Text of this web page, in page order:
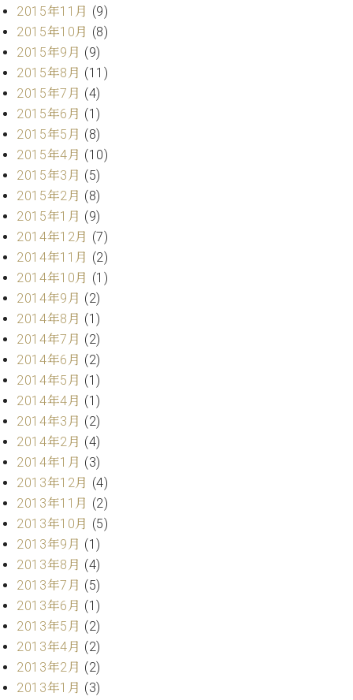
2015年11月 (9)
2015年10月 (8)
2015年9月 (9)
2015年8月 (11)
2015年7月 (4)
2015年6月 (1)
2015年5月 (8)
2015年4月 (10)
2015年3月 (5)
2015年2月 (8)
2015年1月 (9)
2014年12月 (7)
2014年11月 (2)
2014年10月 (1)
2014年9月 (2)
2014年8月 (1)
2014年7月 (2)
2014年6月 (2)
2014年5月 (1)
2014年4月 (1)
2014年3月 (2)
2014年2月 (4)
2014年1月 (3)
2013年12月 (4)
2013年11月 (2)
2013年10月 (5)
2013年9月 (1)
2013年8月 (4)
2013年7月 (5)
2013年6月 (1)
2013年5月 (2)
2013年4月 (2)
2013年2月 (2)
2013年1月 (3)